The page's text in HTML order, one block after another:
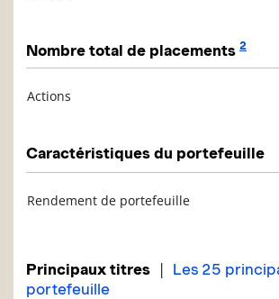
Nombre total de placements 2
Actions
Caractéristiques du portefeuille
Rendement de portefeuille
Principaux titres | Les 25
portefeuille